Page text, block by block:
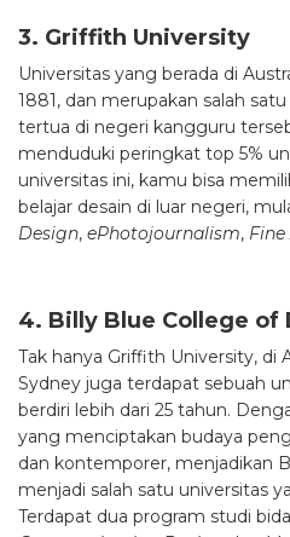
3. Griffith University
Universitas yang berada di
1881, dan merupakan salah
tertua di negeri kangguru
menduduki peringkat top 5%
universitas ini, kamu bisa
belajar desain di luar negeri,
Design, ePhotojournalism,
4. Billy Blue College of
Tak hanya Griffith University, di
Sydney juga terdapat sebuah
berdiri lebih dari 25 tahun.
yang menciptakan budaya
dan kontemporer, menjadikan
menjadi salah satu universitas
Terdapat dua program studi